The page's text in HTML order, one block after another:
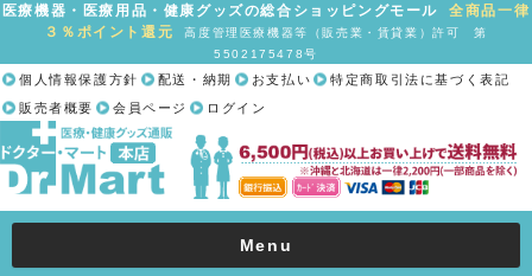
医療機器・医療用品・健康グッズの総合ショッピングモール全商品一律
３％ポイント還元
高度管理医療機器等（販売業・賃貸業）許可 第
5502175478号
個人情報保護方針 配送・納期 お支払い
特定商取引法に基づく表記
販売者概要
会員ページ ログイン
Menu